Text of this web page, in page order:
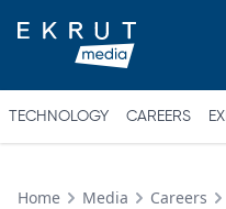
TECHNOLOGY CAREERS
Home Media Careers